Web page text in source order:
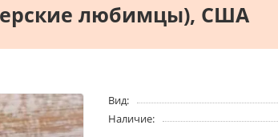
любимцы), США
Вид:
Наличие: